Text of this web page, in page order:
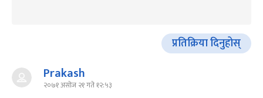
प्रतिक्रिया दिनुहोस्
Prakash
२०७१ असोज २१ गते १२:५३